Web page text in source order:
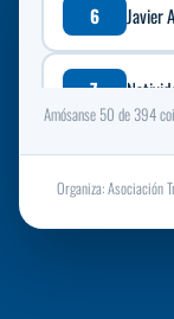
6 Javier
7
8 Monica
9 Jose
Amósanse 50 de 394
Organiza: Asociación